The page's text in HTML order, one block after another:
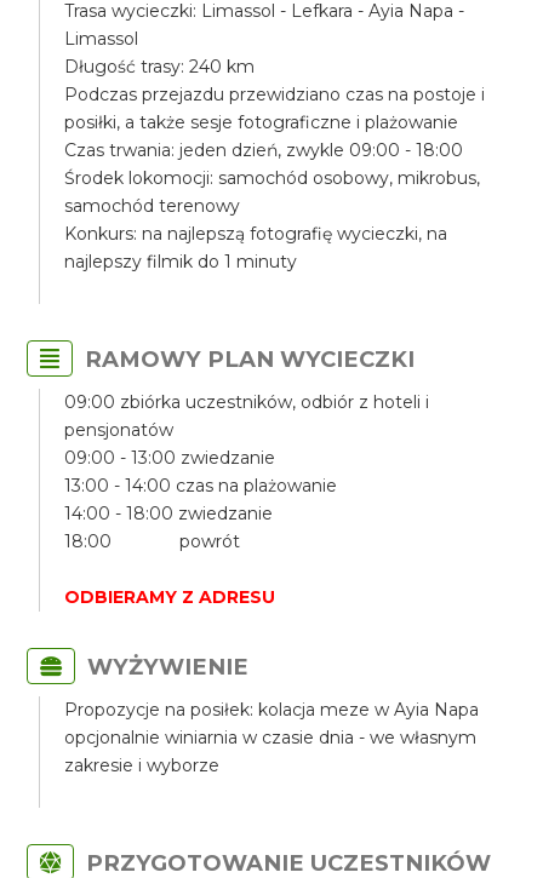
Trasa wycieczki: Limassol - Lefkara - Ayia Napa -
Limassol
Długość trasy: 240 km
Podczas przejazdu przewidziano czas na postoje i
posiłki, a także sesje fotograficzne i plażowanie
Czas trwania: jeden dzień, zwykle 09:00 - 18:00
Środek lokomocji: samochód osobowy, mikrobus,
samochód terenowy
Konkurs: na najlepszą fotografię wycieczki, na
najlepszy filmik do 1 minuty
RAMOWY PLAN WYCIECZKI
09:00 zbiórka uczestników, odbiór z hoteli i
pensjonatów
09:00 - 13:00 zwiedzanie
13:00 - 14:00 czas na plażowanie
14:00 - 18:00 zwiedzanie
18:00 powrót
ODBIERAMY Z ADRESU
WYŻYWIENIE
Propozycje na posiłek: kolacja meze w Ayia Napa
opcjonalnie winiarnia w czasie dnia - we własnym
zakresie i wyborze
PRZYGOTOWANIE UCZESTNIKÓW